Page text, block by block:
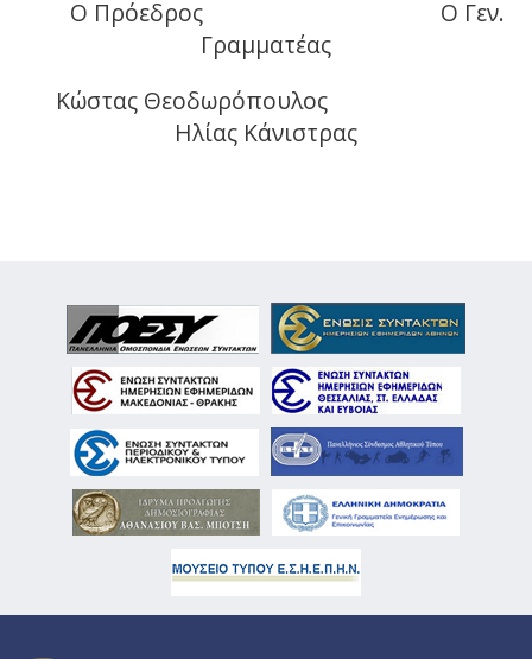
Ο Πρόεδρος Ο Γεν.
Γραμματέας
Κώστας Θεοδωρόπουλος
Ηλίας Κάνιστρας